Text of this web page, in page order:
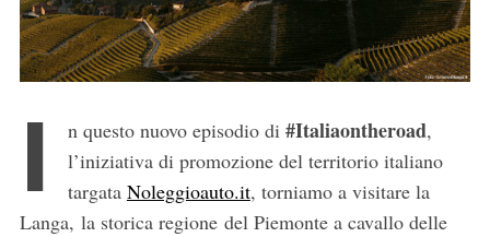
I n questo nuovo episodio di #Italiaontheroad,
l’iniziativa di promozione del territorio italiano
targata Noleggioauto.it, torniamo a visitare la
Langa, la storica regione del Piemonte a cavallo delle